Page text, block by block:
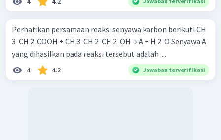
Perhatikan persamaan reaksi senyawa karbon berikut! CH
3 ​ CH 2 ​ COOH + CH 3 ​ CH 2 ​ CH 2 ​ OH → A + H 2 ​ O Senyawa A
yang dihasilkan pada reaksi tersebut adalah ....
4 4.2 Jawaban terverifikasi